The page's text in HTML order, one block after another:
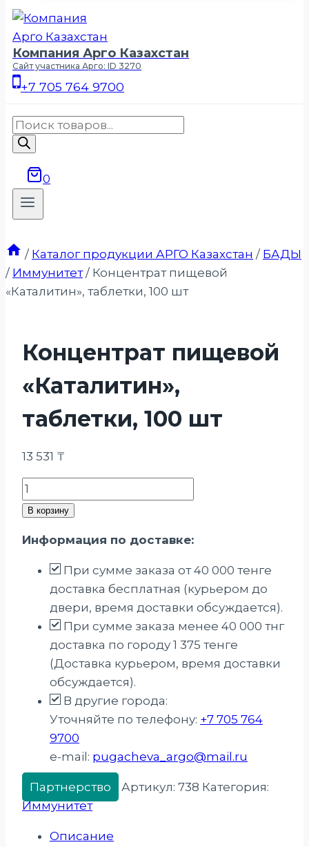
Компания Арго Казахстан
Сайт участника Арго: ID 3270
+7 705 764 9700
Поиск
товаров
0
/ Каталог продукции АРГО Казахстан / БАДЫ
/ Иммунитет / Концентрат пищевой
«Каталитин», таблетки, 100 шт
Концентрат пищевой
«Каталитин»,
таблетки, 100 шт
13 531 ₸
Количество
товара
пищевой
«Каталитин»,
таблетки,
В корзину
Информация по доставке:
При сумме заказа от 40 000 тенге
доставка бесплатная (курьером до
двери, время доставки обсуждается).
При сумме заказа менее 40 000 тнг
доставка по городу 1 375 тенге
(Доставка курьером, время доставки
обсуждается).
В другие города:
Уточняйте по телефону: +7 705 764
9700
e-mail: pugacheva_argo@mail.ru
Партнерство Артикул: 738 Категория:
Иммунитет
Описание